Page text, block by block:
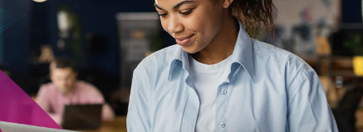
SOBRE NÓS
EXPERTISES
SEGMENTOS